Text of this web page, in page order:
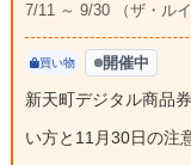
7/11 ～ 9/30 （ザ・ル
買い物 開催中
新天町デジタル商品
い方と11月30日の注